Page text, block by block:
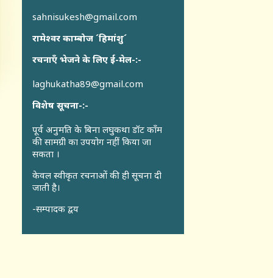
sahnisukesh@gmail.com
रामेश्वर काम्बोज ´हिमांशु´
रचनाएँ भेजने के लिए ई-मेल-:-
laghukatha89@gmail.com
विशेष सूचना-:-
पूर्व अनुमति के बिना लघुकथा डॉट कॉंम
की सामग्री का उपयोग नहीं किया जा
सकता ।
केवल स्वीकृत रचनाओं की ही सूचना दी
जाती है।
-सम्पादक द्वय